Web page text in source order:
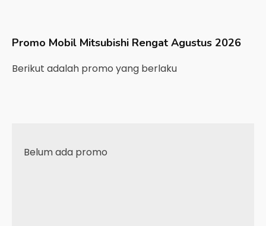
Promo Mobil Mitsubishi Rengat Agustus 2026
Berikut adalah promo yang berlaku
Belum ada promo